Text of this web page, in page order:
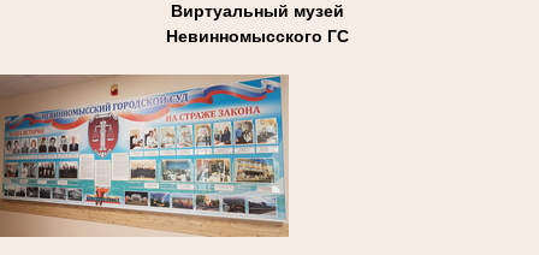
Виртуальный музей
Невинномысского ГС